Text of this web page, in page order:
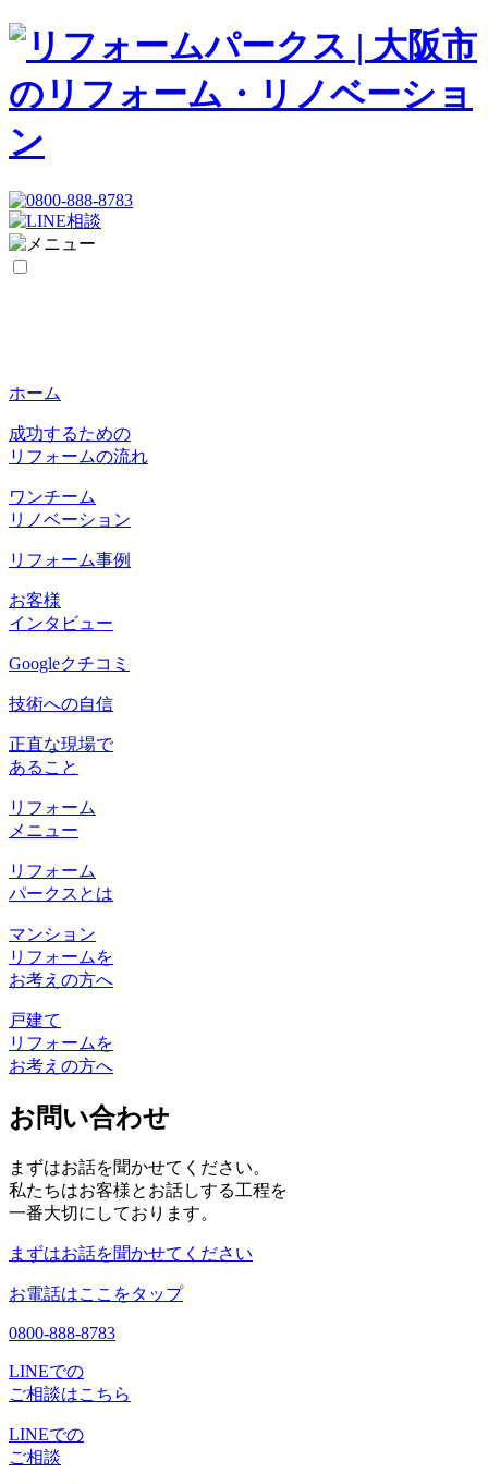
ホーム
成功するための
リフォームの流れ
ワンチーム
リノベーション
リフォーム事例
お客様
インタビュー
Googleクチコミ
技術への自信
正直な現場で
あること
リフォーム
メニュー
リフォーム
パークスとは
マンション
リフォームを
お考えの方へ
戸建て
リフォームを
お考えの方へ
お問い合わせ
まずはお話を聞かせてください。
私たちはお客様とお話しする工程を
一番大切にしております。
まずはお話を聞かせてください
お電話はここをタップ
0800-888-8783
LINEでの
ご相談はこちら
LINEでの
ご相談